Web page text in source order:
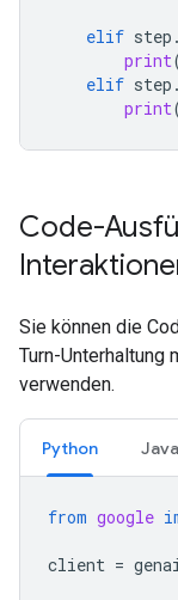
elif step .
print
elif step .
print
Code-
Sie können die
Turn-Unterhaltung
verwenden.
Python
from google
client =